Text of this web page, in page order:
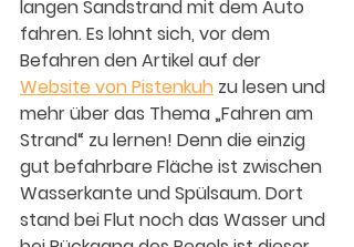
langen Sandstrand mit dem Auto
fahren. Es lohnt sich, vor dem
Befahren den Artikel auf der
Website von Pistenkuh zu lesen und
mehr über das Thema „Fahren am
Strand“ zu lernen! Denn die einzig
gut befahrbare Fläche ist zwischen
Wasserkante und Spülsaum. Dort
stand bei Flut noch das Wasser und